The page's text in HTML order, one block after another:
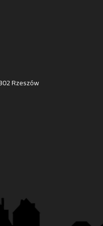
Rzeszów